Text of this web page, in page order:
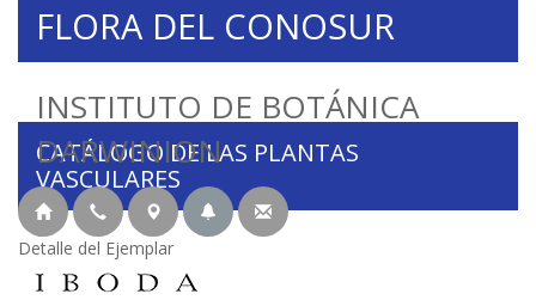
INSTITUTO DE BOTÁNICA
DARWINION
FLORA DEL CONOSUR
CATÁLOGO DE LAS PLANTAS
VASCULARES
Detalle del Ejemplar